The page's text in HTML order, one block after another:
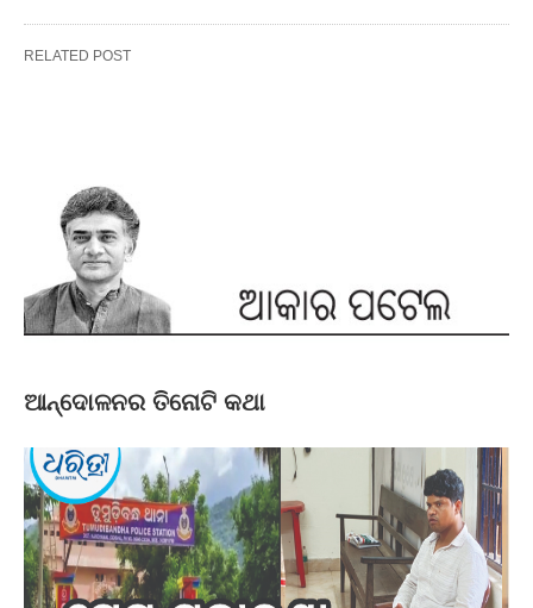
RELATED POST
ଆନ୍ଦୋଳନର ତିନୋଟି କଥା